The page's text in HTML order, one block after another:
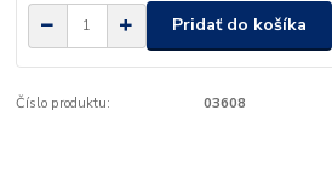
Pridať do košíka
Číslo produktu: 03608